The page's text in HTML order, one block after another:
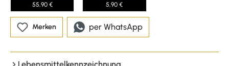
55,90 € 5,90 €
Merken per WhatsApp
Lebensmittelkennzeichnung